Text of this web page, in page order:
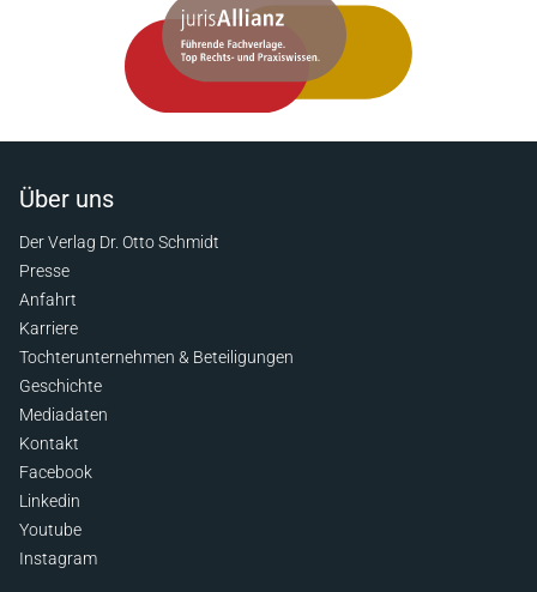
Über uns
Der Verlag Dr. Otto Schmidt
Presse
Anfahrt
Karriere
Tochterunternehmen & Beteiligungen
Geschichte
Mediadaten
Kontakt
Facebook
Linkedin
Youtube
Instagram